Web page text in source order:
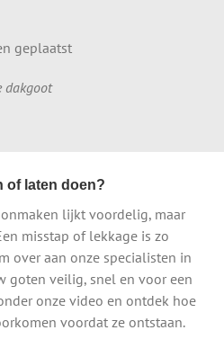
dakgoot
of laten doen?
lijkt voordelig, maar
misstap of lekkage is zo
over aan onze specialisten in
goten veilig, snel en voor een
onze video en ontdek hoe
voordat ze ontstaan.